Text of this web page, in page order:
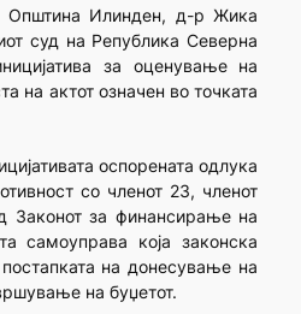
Општина Илинден, д-р Жика
суд на Република Северна
за оценување на
на актот означен во точката
оспорената одлука
со членот 23, членот
Законот за финансирање на
самоуправа која законска
на донесување на
на буџетот.